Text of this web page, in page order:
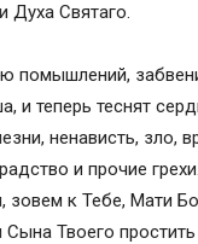
Духа Святаго.
помышлений,
и теперь теснят
ненависть, зло,
и прочие
зовем к Тебе, Мати
Твоего